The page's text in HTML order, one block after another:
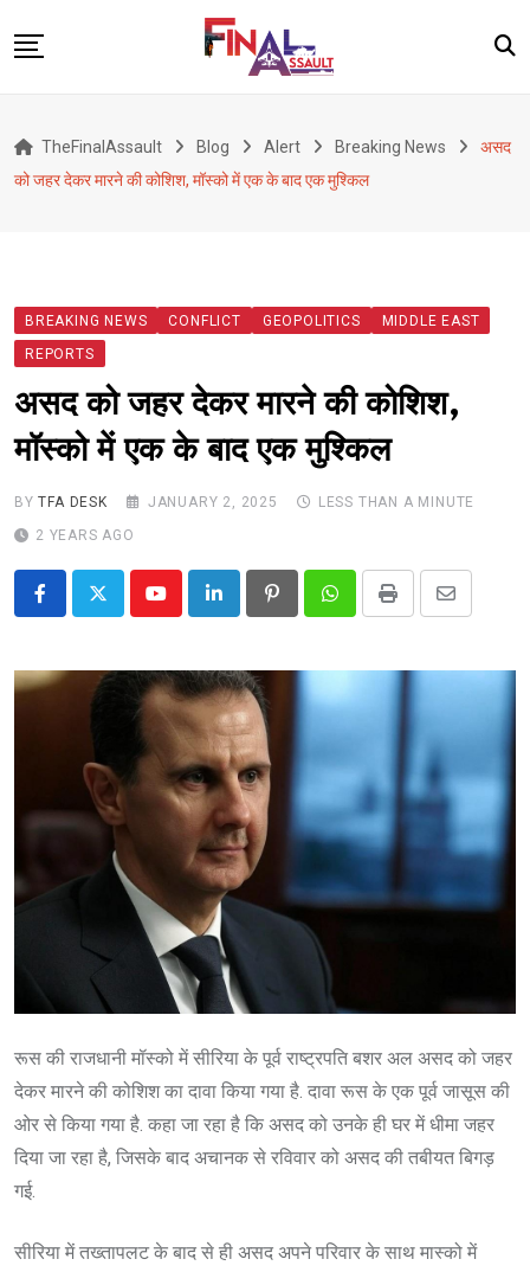
to
War
Alert
Classified
About Us
TheFinalAssault Blog Alert Breaking News
असद
को जहर देकर मारने की कोशिश, मॉस्को में एक के बाद एक मुश्किल
BREAKING NEWS CONFLICT GEOPOLITICS
MIDDLE EAST
REPORTS
असद को जहर देकर मारने की कोशिश,
मॉस्को में एक के बाद एक मुश्किल
BYTFA DESK JANUARY 2, 2025
LESS THAN A MINUTE
2 YEARS AGO
YoutubeLinkedIn PinterestWhatsappPrint
Share
Email
रूस की राजधानी मॉस्को में सीरिया के पूर्व राष्ट्रपति बशर अल असद को जहर
देकर मारने की कोशिश का दावा किया गया है. दावा रूस के एक पूर्व जासूस की
ओर से किया गया है. कहा जा रहा है कि असद को उनके ही घर में धीमा जहर
दिया जा रहा है, जिसके बाद अचानक से रविवार को असद की तबीयत बिगड़
गई.
सीरिया में तख्तापलट के बाद से ही असद अपने परिवार के साथ मास्को में